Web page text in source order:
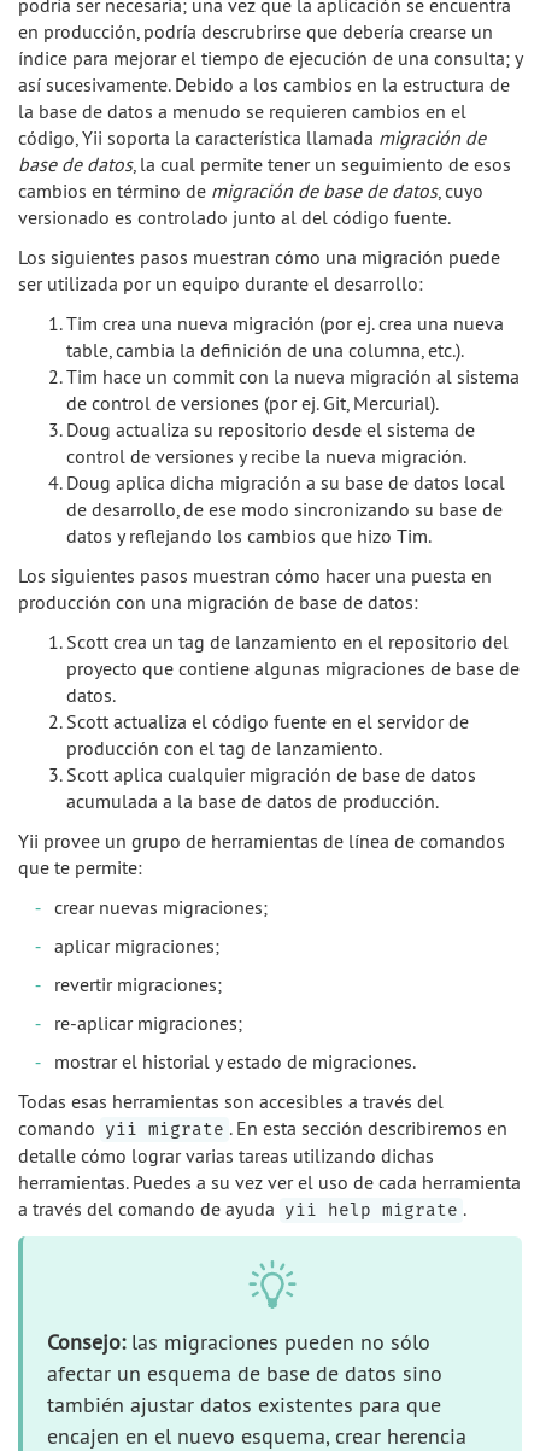
podría ser necesaria; una vez que la aplicación se encuentra
en producción, podría descrubrirse que debería crearse un
índice para mejorar el tiempo de ejecución de una consulta; y
así sucesivamente. Debido a los cambios en la estructura de
la base de datos a menudo se requieren cambios en el
código, Yii soporta la característica llamada migración de
base de datos, la cual permite tener un seguimiento de esos
cambios en término de migración de base de datos, cuyo
versionado es controlado junto al del código fuente.
Los siguientes pasos muestran cómo una migración puede
ser utilizada por un equipo durante el desarrollo:
Tim crea una nueva migración (por ej. crea una nueva
table, cambia la definición de una columna, etc.).
Tim hace un commit con la nueva migración al sistema
de control de versiones (por ej. Git, Mercurial).
Doug actualiza su repositorio desde el sistema de
control de versiones y recibe la nueva migración.
Doug aplica dicha migración a su base de datos local
de desarrollo, de ese modo sincronizando su base de
datos y reflejando los cambios que hizo Tim.
Los siguientes pasos muestran cómo hacer una puesta en
producción con una migración de base de datos:
Scott crea un tag de lanzamiento en el repositorio del
proyecto que contiene algunas migraciones de base de
datos.
Scott actualiza el código fuente en el servidor de
producción con el tag de lanzamiento.
Scott aplica cualquier migración de base de datos
acumulada a la base de datos de producción.
Yii provee un grupo de herramientas de línea de comandos
que te permite:
crear nuevas migraciones;
aplicar migraciones;
revertir migraciones;
re-aplicar migraciones;
mostrar el historial y estado de migraciones.
Todas esas herramientas son accesibles a través del
comando yii migrate . En esta sección describiremos en
detalle cómo lograr varias tareas utilizando dichas
herramientas. Puedes a su vez ver el uso de cada herramienta
a través del comando de ayuda yii help migrate .
Consejo: las migraciones pueden no sólo
afectar un esquema de base de datos sino
también ajustar datos existentes para que
encajen en el nuevo esquema, crear herencia